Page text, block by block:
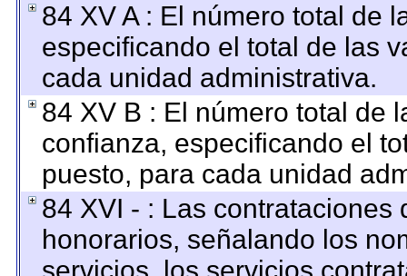
84 XV A : El número total de
especificando el total de las
cada unidad administrativa.
84 XV B : El número total de
confianza, especificando el
puesto, para cada unidad
84 XVI - : Las
honorarios, señalando los